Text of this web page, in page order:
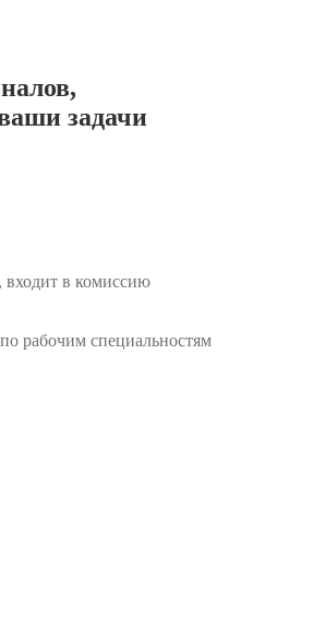
,
задачи
входит в комиссию
рабочим специальностям